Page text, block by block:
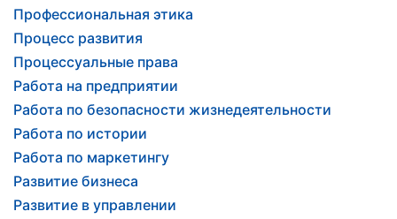
Профессиональная этика
Процесс развития
Процессуальные права
Работа на предприятии
Работа по безопасности жизнедеятельности
Работа по истории
Работа по маркетингу
Развитие бизнеса
Развитие в управлении